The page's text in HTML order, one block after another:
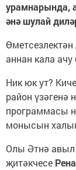
урамнарында,
әнә шулай
аннан кала ачу
Ник юк ут?
район үзәгенә
программасы
монысын
Олы Әтнә авыл
җитәкчесе